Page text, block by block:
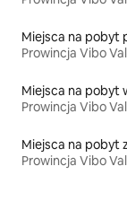
Miejsca na pobyt
Prowincja Vibo
Prowincja Vibo
Prowincja Vibo